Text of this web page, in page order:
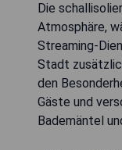
Die
Atmosphäre,
Streaming-
Stadt
den
Gäste und
Bademäntel